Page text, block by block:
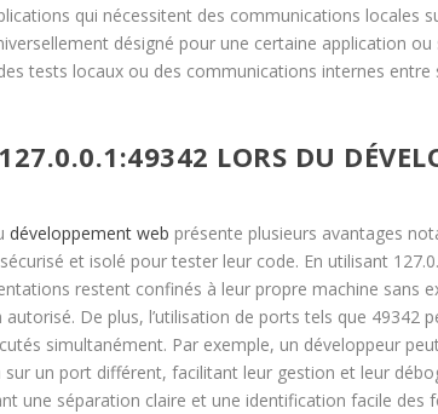
qui nécessitent des communications locales
désigné pour une certaine application ou
tests locaux ou des communications internes entre
LORS DU
développement web présente plusieurs avantages
et isolé pour tester leur code. En utilisant
restent confinés à leur propre machine sans
autorisé. De plus, l’utilisation de ports tels que 49342
simultanément. Par exemple, un développeur
un port différent, facilitant leur gestion et leur
une séparation claire et une identification facile des